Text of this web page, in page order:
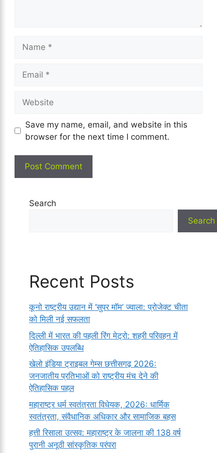
Save my name, email, and website in this
browser for the next time I comment.
Search
Search
Recent Posts
कूनो राष्ट्रीय उद्यान में ‘सुपर मॉम’ ज्वाला: प्रोजेक्ट चीता
को मिली नई सफलता
दिल्ली में भारत की पहली रिंग मेट्रो: शहरी परिवहन में
ऐतिहासिक उपलब्धि
खेलो इंडिया ट्राइबल गेम्स छत्तीसगढ़ 2026:
जनजातीय प्रतिभाओं को राष्ट्रीय मंच देने की
ऐतिहासिक पहल
महाराष्ट्र धर्म स्वतंत्रता विधेयक, 2026: धार्मिक
स्वतंत्रता, संवैधानिक अधिकार और सामाजिक बहस
हत्ती रिसाला उत्सव: महाराष्ट्र के जालना की 138 वर्ष
पुरानी अनूठी सांस्कृतिक परंपरा